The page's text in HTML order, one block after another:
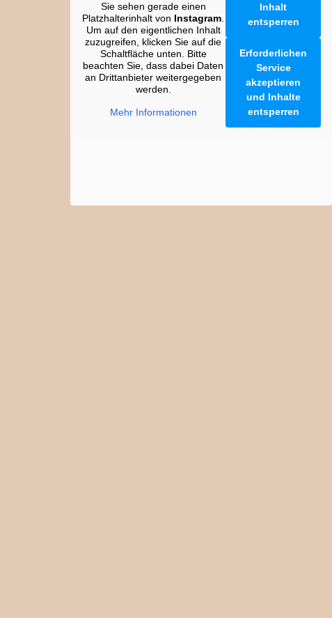
Sie sehen gerade einen
Platzhalterinhalt von Instagram
Um auf den eigentlichen Inhalt
zuzugreifen, klicken Sie auf die
Schaltfläche unten. Bitte
beachten Sie, dass dabei Daten
an Drittanbieter weitergegeben
werden.
Mehr Informationen
Inhalt
entsperren
Erforderlichen
Service
akzeptieren
und Inhalte
entsperren